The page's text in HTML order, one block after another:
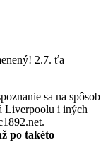
sa na spôsob
Liverpoolu i iných
po takéto